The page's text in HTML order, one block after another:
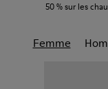
50 % sur les
Femme